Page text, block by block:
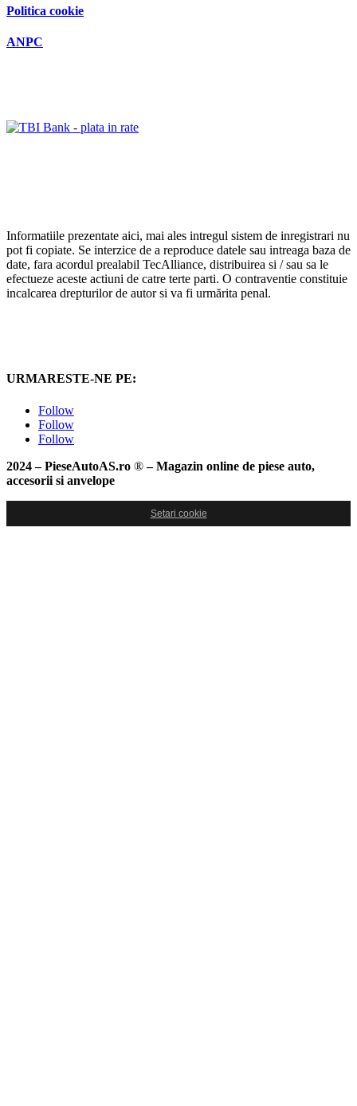
Politica cookie
ANPC
Informatiile prezentate aici, mai ales intregul sistem de inregistrari nu
pot fi copiate. Se interzice de a reproduce datele sau intreaga baza de
date, fara acordul prealabil TecAlliance, distribuirea si / sau sa le
efectueze aceste actiuni de catre terte parti. O contraventie constituie
incalcarea drepturilor de autor si va fi urmărita penal.
URMARESTE-NE PE:
Follow
Follow
Follow
2024 – PieseAutoAS.ro ®– Magazin online de piese auto,
accesorii si anvelope
Setari cookie